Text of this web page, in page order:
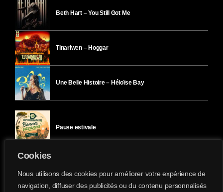
Cookies
Nous utilisons des cookies pour améliorer votre expérience de
navigation, diffuser des publicités ou du contenu personnalisés
Beth Hart – You Still Got Me
Tinariwen – Hoggar
Une Belle Histoire – Héloïse Bay
Pause estivale